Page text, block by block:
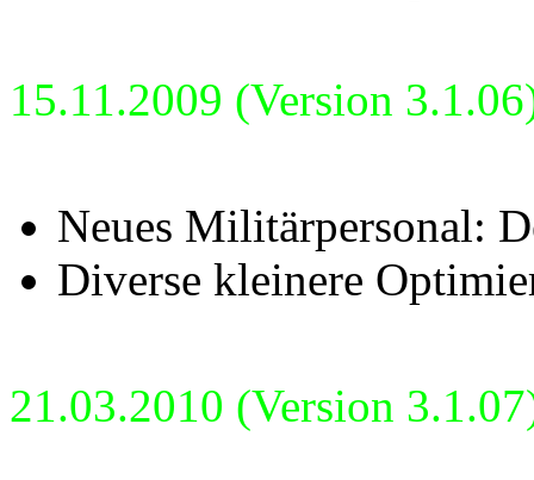
15.11.2009 (Version
Neues Militärpersonal:
Diverse kleinere
21.03.2010 (Version